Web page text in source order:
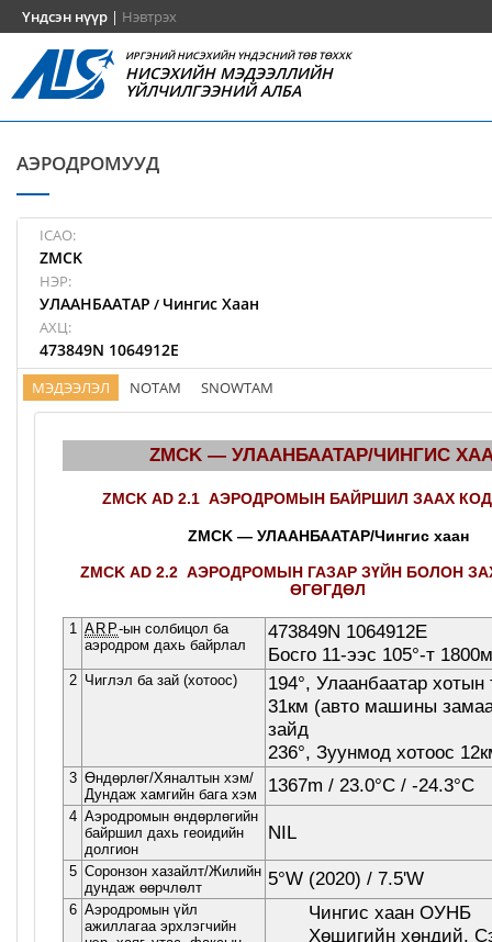
Үндсэн нүүр | Нэвтрэх
ИРГЭНИЙ НИСЭХИЙН ҮНДЭСНИЙ ТӨВ ТӨХХК
НИСЭХИЙН МЭДЭЭЛЛИЙН
ҮЙЛЧИЛГЭЭНИЙ АЛБА
АЭРОДРОМУУД
ICAO:
ZMCK
НЭР:
УЛААНБААТАР / Чингис Хаан
АХЦ:
473849N 1064912E
МЭДЭЭЛЭЛ NOTAM SNOWTAM